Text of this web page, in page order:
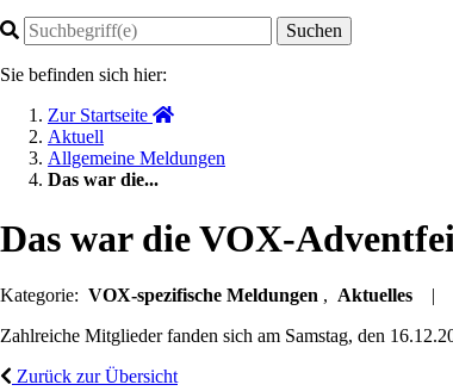
Suchen
Sie befinden sich hier:
Zur Startseite
Aktuell
Allgemeine Meldungen
Das war die...
Das war die VOX-
Kategorie: VOX-spezifische Meldungen , Aktuelles |
Zahlreiche Mitglieder fanden sich am Samstag, den
Zurück zur Übersicht